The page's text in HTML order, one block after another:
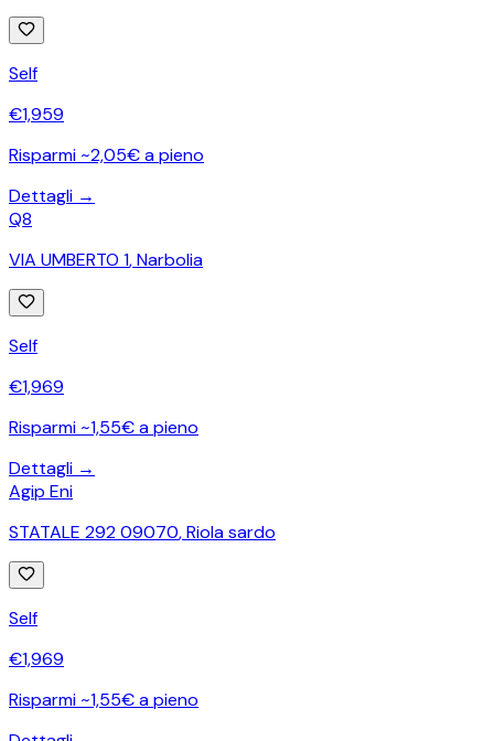
Self
€1,959
Risparmi ~2,05€ a pieno
Dettagli →
Q8
VIA UMBERTO 1,Narbolia
Self
€1,969
Risparmi ~1,55€ a pieno
Dettagli →
Agip Eni
STATALE 292 09070,Riola sardo
Self
€1,969
Risparmi ~1,55€ a pieno